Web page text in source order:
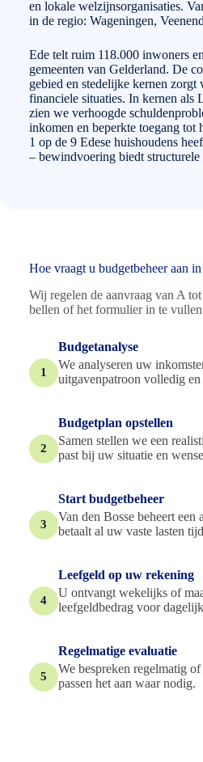
en lokale welzijnsorganisaties.
in de regio: Wageningen,
Ede telt ruim 118.000 inwoners
gemeenten van Gelderland. De
gebied en stedelijke kernen zorgt
financiele situaties. In kernen als
zien we verhoogde
inkomen en beperkte toegang tot
1 op de 9 Edese huishoudens
– bewindvoering biedt structurele
Hoe vraagt u budgetbeheer aan
Wij regelen de aanvraag van A
bellen of het formulier in te
1
Budgetanalyse
We analyseren uw
uitgavenpatroon volledig
2
Budgetplan opstellen
Samen stellen we een
past bij uw situatie en
3
Start budgetbeheer
Van den Bosse beheert een
betaalt al uw vaste lasten
4
Leefgeld op uw rekening
U ontvangt wekelijks of
leefgeldbedrag voor
5
Regelmatige evaluatie
We bespreken regelmatig
passen het aan waar nodig.